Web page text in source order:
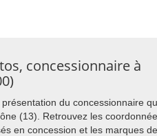
concessionnaire à
du concessionnaire
(13). Retrouvez les
en concession et les marques